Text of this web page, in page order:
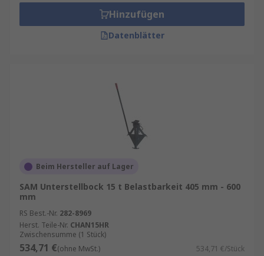
Hinzufügen
Datenblätter
Beim Hersteller auf Lager
SAM Unterstellbock 15 t Belastbarkeit 405 mm - 600
mm
RS Best.-Nr. 282-8969
Herst. Teile-Nr. CHAN15HR
Zwischensumme (1 Stück)
534,71 €(ohne MwSt.) 534,71 €/Stück